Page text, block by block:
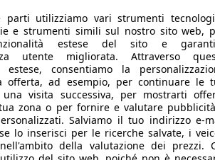
parti utilizziamo vari strumenti
e strumenti simili sul nostro sito web,
estese del sito e
utente migliorata. Attraverso
estese, consentiamo la
offerta, ad esempio, per continuare le
visita successiva, per mostrarti
zona o per fornire e valutare
Salviamo il tuo indirizzo e-
lo inserisci per le ricerche salvate, i
della valutazione dei prezzi.